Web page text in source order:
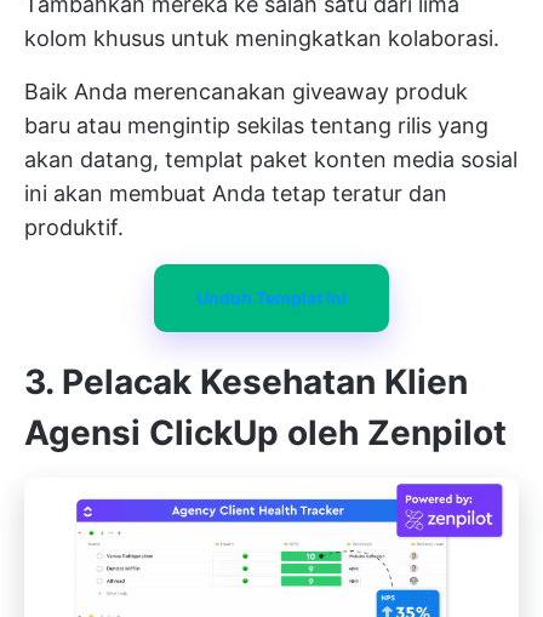
kolom khusus untuk meningkatkan kolaborasi.
Baik Anda merencanakan giveaway produk
baru atau mengintip sekilas tentang rilis yang
akan datang, templat paket konten media sosial
ini akan membuat Anda tetap teratur dan
produktif.
Unduh Templat Ini
3. Pelacak Kesehatan Klien
Agensi ClickUp oleh Zenpilot